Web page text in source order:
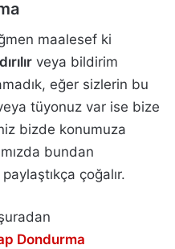
maalesef ki
veya bildirim
eğer sizlerin bu
tüyonuz var ise bize
bizde konumuza
bundan
çoğalır.
Dondurma